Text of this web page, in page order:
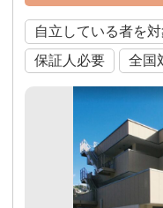
自立している者を対
保証人必要
全国